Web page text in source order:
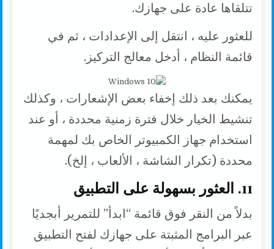
تتلقاها عادة على جهازك.
للعثور عليه ، انتقل إلى الإعدادات ، ثم في
قائمة النظام ، أدخل معالج التركيز.
يمكنك بعد ذلك إخفاء بعض الإشعارات ، وكذلك
تنشيط الخيار خلال فترة زمنية محددة ، أو عند
استخدام جهاز الكمبيوتر الخاص بك لمهمة
محددة (تكرار الشاشة ، الألعاب ، إلخ).
11. العثور بسهولة على التطبيق
بدلاً من النقر فوق قائمة “ابدأ” للتمرير أبجديًا
عبر البرامج المثبتة على جهازك لفتح التطبيق